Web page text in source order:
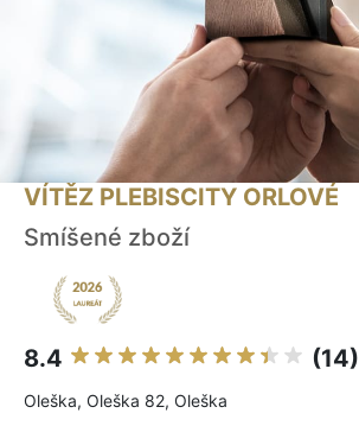
VÍTĚZ PLEBISCITY ORLOVÉ
Smíšené zboží
8.4 (14)
Oleška, Oleška 82, Oleška